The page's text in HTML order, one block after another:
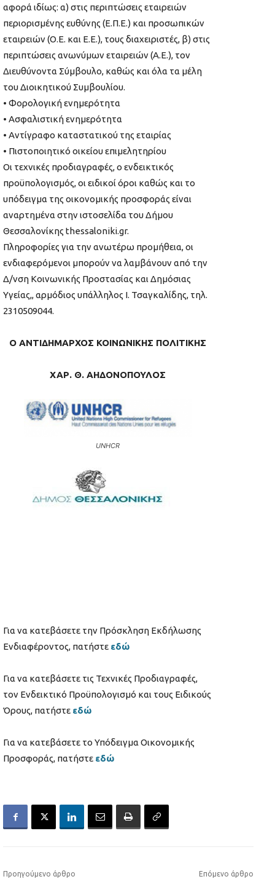
αφορά ιδίως: α) στις περιπτώσεις εταιρειών
περιορισμένης ευθύνης (Ε.Π.Ε.) και προσωπικών
εταιρειών (Ο.Ε. και Ε.Ε.), τους διαχειριστές, β) στις
περιπτώσεις ανωνύμων εταιρειών (Α.Ε.), τον
Διευθύνοντα Σύμβουλο, καθώς και όλα τα μέλη
του Διοικητικού Συμβουλίου.
• Φορολογική ενημερότητα
• Ασφαλιστική ενημερότητα
• Αντίγραφο καταστατικού της εταιρίας
• Πιστοποιητικό οικείου επιμελητηρίου
Οι τεχνικές προδιαγραφές, ο ενδεικτικός
προϋπολογισμός, οι ειδικοί όροι καθώς και το
υπόδειγμα της οικονομικής προσφοράς είναι
αναρτημένα στην ιστοσελίδα του Δήμου
Θεσσαλονίκης thessaloniki.gr.
Πληροφορίες για την ανωτέρω προμήθεια, οι
ενδιαφερόμενοι μπορούν να λαμβάνουν από την
Δ/νση Κοινωνικής Προστασίας και Δημόσιας
Υγείας,, αρμόδιος υπάλληλος Ι. Τσαγκαλίδης, τηλ.
2310509044.
Ο ΑΝΤΙΔΗΜΑΡΧΟΣ ΚΟΙΝΩΝΙΚΗΣ ΠΟΛΙΤΙΚΗΣ
ΧΑΡ. Θ. ΑΗΔΟΝΟΠΟΥΛΟΣ
UNHCR
Για να κατεβάσετε την Πρόσκληση Εκδήλωσης
Ενδιαφέροντος, πατήστε εδώ
Για να κατεβάσετε τις Τεχνικές Προδιαγραφές,
τον Ενδεικτικό Προϋπολογισμό και τους Ειδικούς
Όρους, πατήστε εδώ
Για να κατεβάσετε το Υπόδειγμα Οικονομικής
Προσφοράς, πατήστε εδώ
Προηγούμενο άρθρο Επόμενο άρθρο